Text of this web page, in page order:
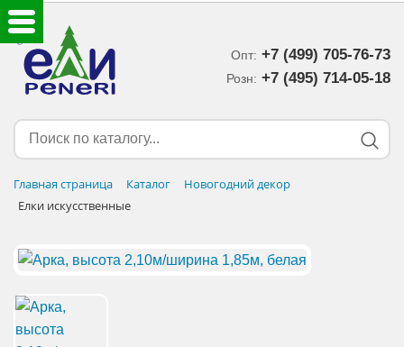
Опт: +7 (499) 705-76-73
Розн: +7 (495) 714-05-18‬
Главная страница Каталог
Новогодний декор
Елки искусственные
ЕЛКИ ИСКУССТВЕННЫЕ
ЕЛОЧНЫЕ УКРАШЕНИЯ
НОВОГОДНИЙ ДЕКОР
ДОСТАВКА В РЕГИОНЫ
ДОСТАВКА